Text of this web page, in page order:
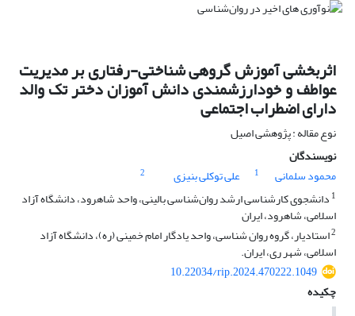
اثربخشی آموزش گروهی شناختی-رفتاری بر مدیریت
عواطف و خودارزشمندی دانش آموزان دختر تک والد
دارای اضطراب اجتماعی
نوع مقاله : پژوهشی اصیل
نویسندگان
محمود سلمانی
1 علی توکلی بنیزی
2
1 دانشجوی کارشناسی ارشد روان‌شناسی بالینی، واحد شاهرود، دانشگاه آزاد
اسلامی، شاهرود، ایران
2استادیار، گروه روان شناسی، واحد یادگار امام خمینی (ره)، دانشگاه آزاد
اسلامی، شهر ری، ایران.
10.22034/rip.2024.470222.1049
چکیده